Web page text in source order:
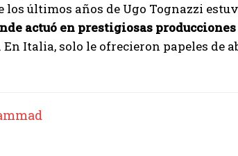
los últimos años de Ugo Tognazzi
actuó en prestigiosas
Italia, solo le ofrecieron papeles de